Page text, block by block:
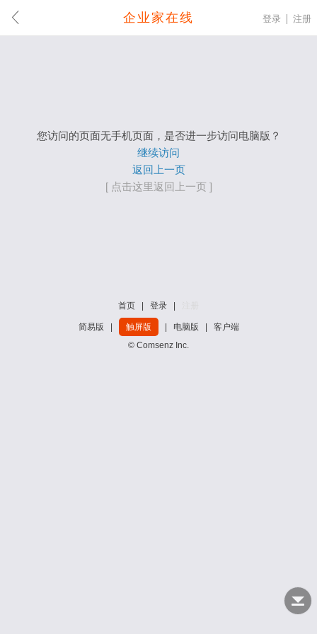
企业家在线 登录 注册
您访问的页面无手机页面，是否进一步访问电脑版？
继续访问
返回上一页
[ 点击这里返回上一页 ]
首页 登录
简易版 触屏版 电脑版
客户端
© Comsenz Inc.